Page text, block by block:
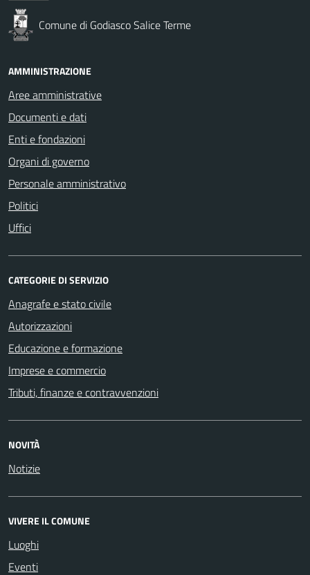
Comune di Godiasco Salice Terme
AMMINISTRAZIONE
Aree amministrative
Documenti e dati
Enti e fondazioni
Organi di governo
Personale amministrativo
Politici
Uffici
CATEGORIE DI SERVIZIO
Anagrafe e stato civile
Autorizzazioni
Educazione e formazione
Imprese e commercio
Tributi, finanze e contravvenzioni
NOVITÀ
Notizie
VIVERE IL COMUNE
Luoghi
Eventi